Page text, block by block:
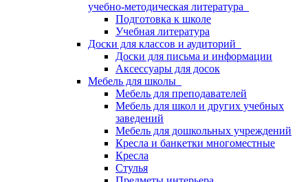
учебно-методическая литература
Подготовка к школе
Учебная литература
Доски для классов и аудиторий
Доски для письма и информации
Аксессуары для досок
Мебель для школы
Мебель для преподавателей
Мебель для школ и других учебных
заведений
Мебель для дошкольных учреждений
Кресла и банкетки многоместные
Кресла
Стулья